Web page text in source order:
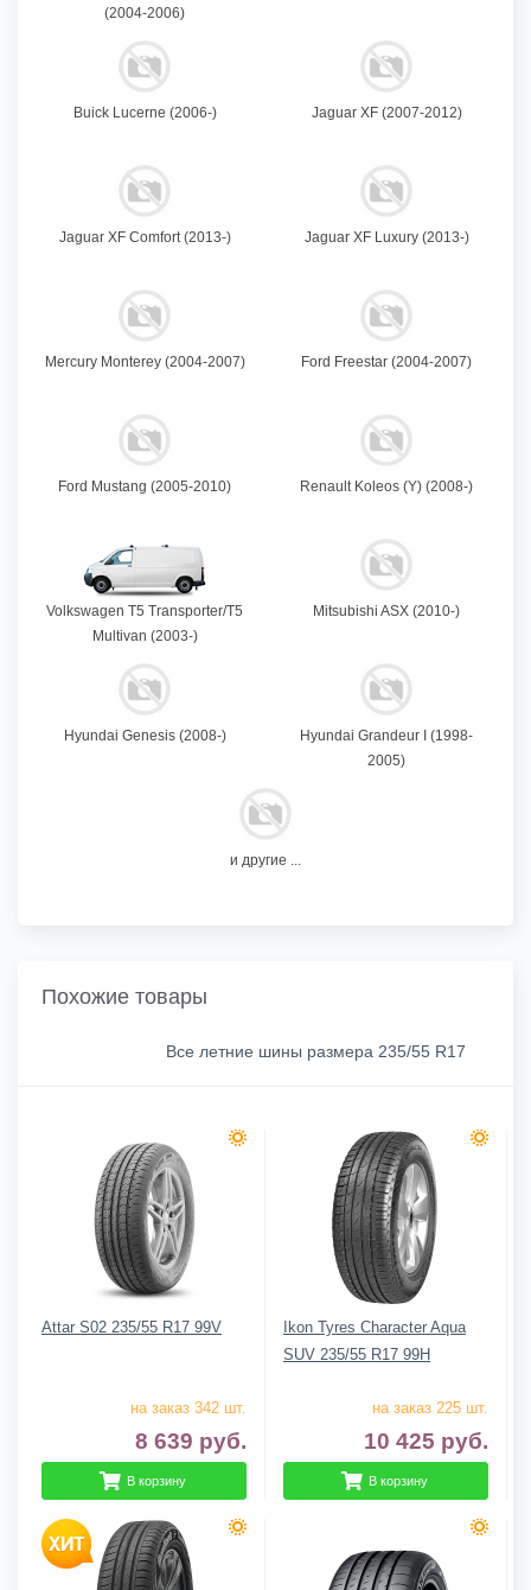
(2004-2006)
Buick Lucerne (2006-) Jaguar XF (2007-2012)
Jaguar XF Comfort (2013-) Jaguar XF Luxury (2013-)
Mercury Monterey (2004-2007) Ford Freestar (2004-2007)
Ford Mustang (2005-2010) Renault Koleos (Y) (2008-)
Volkswagen T5 Transporter/T5
Multivan (2003-)
Mitsubishi ASX (2010-)
Hyundai Genesis (2008-)
Hyundai Grandeur I (1998-
2005)
и другие ...
Похожие товары
Все летние шины размера 235/55 R17
Attar S02 235/55 R17 99V
на заказ 342 шт.
8 639 руб.
В корзину
Ikon Tyres Character Aqua
SUV 235/55 R17 99H
на заказ 225 шт.
10 425 руб.
В корзину